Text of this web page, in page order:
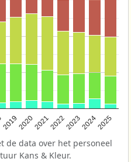
2019202020212022202320242025
de data over het personeel
Kans & Kleur.